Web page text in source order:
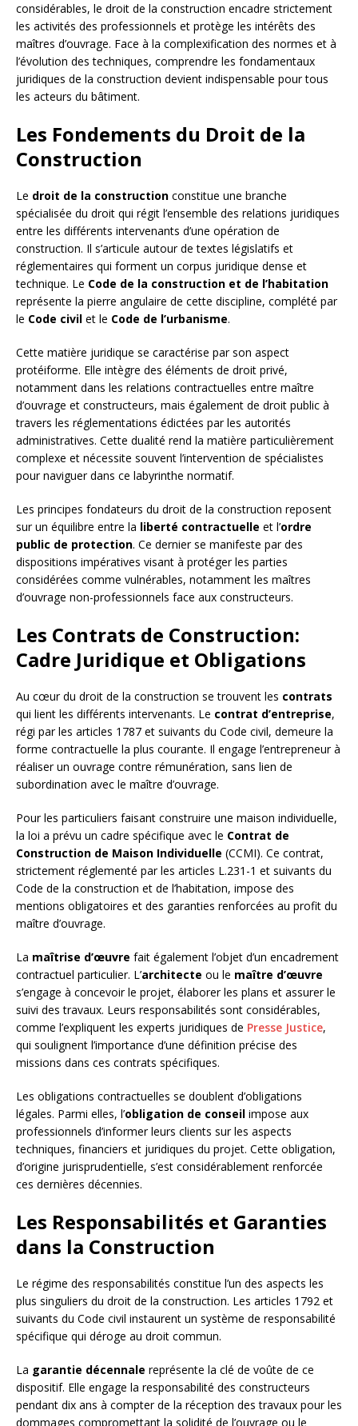
considérables, le droit de la construction encadre strictement
les activités des professionnels et protège les intérêts des
maîtres d’ouvrage. Face à la complexification des normes et à
l’évolution des techniques, comprendre les fondamentaux
juridiques de la construction devient indispensable pour tous
les acteurs du bâtiment.
Les Fondements du Droit de la
Construction
Le droit de la construction constitue une branche
spécialisée du droit qui régit l’ensemble des relations juridiques
entre les différents intervenants d’une opération de
construction. Il s’articule autour de textes législatifs et
réglementaires qui forment un corpus juridique dense et
technique. Le Code de la construction et de l’habitation
représente la pierre angulaire de cette discipline, complété par
le Code civil et le Code de l’urbanisme.
Cette matière juridique se caractérise par son aspect
protéiforme. Elle intègre des éléments de droit privé,
notamment dans les relations contractuelles entre maître
d’ouvrage et constructeurs, mais également de droit public à
travers les réglementations édictées par les autorités
administratives. Cette dualité rend la matière particulièrement
complexe et nécessite souvent l’intervention de spécialistes
pour naviguer dans ce labyrinthe normatif.
Les principes fondateurs du droit de la construction reposent
sur un équilibre entre la liberté contractuelle et l’ordre
public de protection. Ce dernier se manifeste par des
dispositions impératives visant à protéger les parties
considérées comme vulnérables, notamment les maîtres
d’ouvrage non-professionnels face aux constructeurs.
Les Contrats de Construction:
Cadre Juridique et Obligations
Au cœur du droit de la construction se trouvent les contrats
qui lient les différents intervenants. Le contrat d’entreprise,
régi par les articles 1787 et suivants du Code civil, demeure la
forme contractuelle la plus courante. Il engage l’entrepreneur à
réaliser un ouvrage contre rémunération, sans lien de
subordination avec le maître d’ouvrage.
Pour les particuliers faisant construire une maison individuelle,
la loi a prévu un cadre spécifique avec le Contrat de
Construction de Maison Individuelle (CCMI). Ce contrat,
strictement réglementé par les articles L.231-1 et suivants du
Code de la construction et de l’habitation, impose des
mentions obligatoires et des garanties renforcées au profit du
maître d’ouvrage.
La maîtrise d’œuvre fait également l’objet d’un encadrement
contractuel particulier. L’architecte ou le maître d’œuvre
s’engage à concevoir le projet, élaborer les plans et assurer le
suivi des travaux. Leurs responsabilités sont considérables,
comme l’expliquent les experts juridiques de Presse Justice,
qui soulignent l’importance d’une définition précise des
missions dans ces contrats spécifiques.
Les obligations contractuelles se doublent d’obligations
légales. Parmi elles, l’obligation de conseil impose aux
professionnels d’informer leurs clients sur les aspects
techniques, financiers et juridiques du projet. Cette obligation,
d’origine jurisprudentielle, s’est considérablement renforcée
ces dernières décennies.
Les Responsabilités et Garanties
dans la Construction
Le régime des responsabilités constitue l’un des aspects les
plus singuliers du droit de la construction. Les articles 1792 et
suivants du Code civil instaurent un système de responsabilité
spécifique qui déroge au droit commun.
La garantie décennale représente la clé de voûte de ce
dispositif. Elle engage la responsabilité des constructeurs
pendant dix ans à compter de la réception des travaux pour les
dommages compromettant la solidité de l’ouvrage ou le